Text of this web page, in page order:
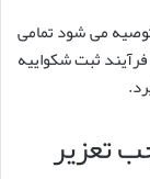
می شود تمامی
ثبت شکواییه
تعزیر